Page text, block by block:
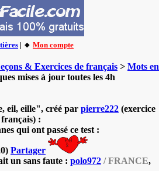
| 🔸 Mon compte
& Exercices de français > Mots en
mises à jour toutes les 4h
eil, eille", créé par pierre222 (exercice
:
qui ont passé ce test :
Partager
un sans faute : polo972 / FRANCE,